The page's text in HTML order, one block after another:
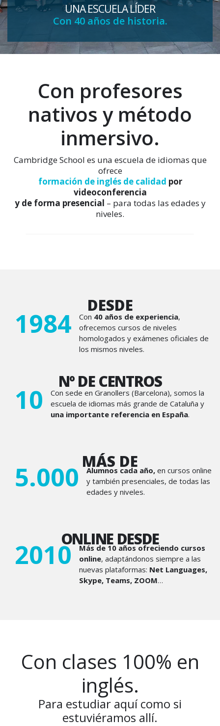
UNA ESCUELA LÍDER
Con 40 años de historia.
Con profesores
nativos y método
inmersivo.
Cambridge School es una escuela de idiomas que
ofrece
formación de inglés de calidad por
videoconferencia
y de forma presencial – para todas las edades y
niveles.
DESDE
1984 Con 40 años de experiencia,
ofrecemos cursos de niveles
homologados y exámenes oficiales de
los mismos niveles.
Nº DE CENTROS
10
Con sede en Granollers (Barcelona), somos la
escuela de idiomas más grande de Cataluña y
una importante referencia en España.
MÁS DE
5.000 Alumnos cada año, en cursos online
y también presenciales, de todas las
edades y niveles.
ONLINE DESDE
2010
Más de 10 años ofreciendo cursos
online, adaptándonos siempre a las
nuevas plataformas: Net Languages,
Skype, Teams, ZOOM…
Con clases 100% en
inglés.
Para estudiar aquí como si
estuviéramos allí.